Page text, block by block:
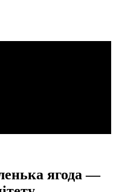
ягода —